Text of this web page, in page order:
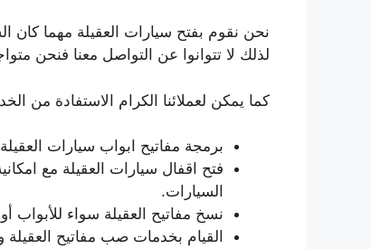
نحن نقوم بفتح سيارات العقيلة مهما
لذلك لا تتوانوا عن التواصل معنا فنحن
كما يمكن لعملائنا الكرام الاستفادة من
برمجة مفاتيح ابواب سيارات
فتح اقفال سيارات العقيلة مع
السيارات.
نسخ مفاتيح العقيلة سواء للأبواب
القيام بخدمات صب مفاتيح